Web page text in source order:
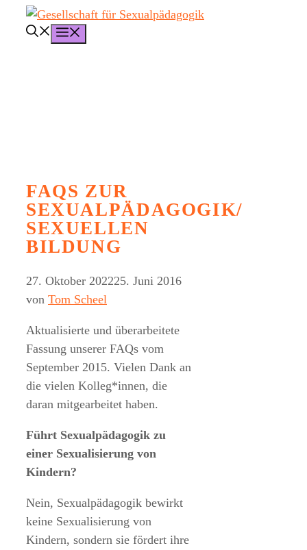
Zum
Inhalt
FAQS ZUR
SEXUALPÄDAGOGIK/
SEXUELLEN
BILDUNG
27. Oktober 202225. Juni 2016
von Tom Scheel
Aktualisierte und überarbeitete
Fassung unserer FAQs vom
September 2015. Vielen Dank an
die vielen Kolleg*innen, die
daran mitgearbeitet haben.
Führt Sexualpädagogik zu
einer Sexualisierung von
Kindern?
Nein, Sexualpädagogik bewirkt
keine Sexualisierung von
Kindern, sondern sie fördert ihre